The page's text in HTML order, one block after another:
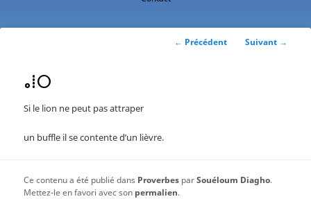
Navigation
← Précédent Suivant →
ⴰⵂⵔ
Si le lion ne peut pas attraper
un buffle il se contente d’un lièvre.
Ce contenu a été publié dans Proverbes parSouéloum Diagho.
Mettez-le en favori avec son permalien.